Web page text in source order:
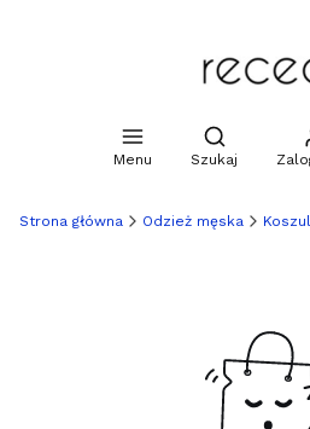
Menu
Otwórz
Szukaj
Strona główna Odzież męska